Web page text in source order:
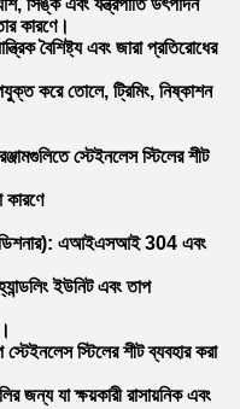
সিঙ্ক এবং যন্ত্রপাতি উৎপাদন
কারণে।
বৈশিষ্ট্য এবং জারা প্রতিরোধের
করে তোলে, ট্রিমিং, নিষ্কাশন
স্টেইনলেস স্টিলের শীট
কারণে
কন্ডিশনার): এআইএসআই 304 এবং
ইউনিট এবং তাপ
স্টেইনলেস স্টিলের শীট ব্যবহার করা
জন্য যা ক্ষয়কারী রাসায়নিক এবং